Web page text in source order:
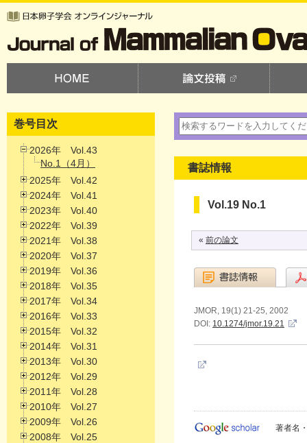
巻号目次
2026年 Vol.43
No.1（4月）
2025年 Vol.42
2024年 Vol.41
2023年 Vol.40
2022年 Vol.39
2021年 Vol.38
2020年 Vol.37
2019年 Vol.36
2018年 Vol.35
2017年 Vol.34
2016年 Vol.33
2015年 Vol.32
2014年 Vol.31
2013年 Vol.30
2012年 Vol.29
2011年 Vol.28
2010年 Vol.27
2009年 Vol.26
2008年 Vol.25
書誌情報
Vol.19 No.1
« 前の論文
JMOR, 19(1) 21-25, 2002
DOI: 10.1274/jmor.19.21
著者名